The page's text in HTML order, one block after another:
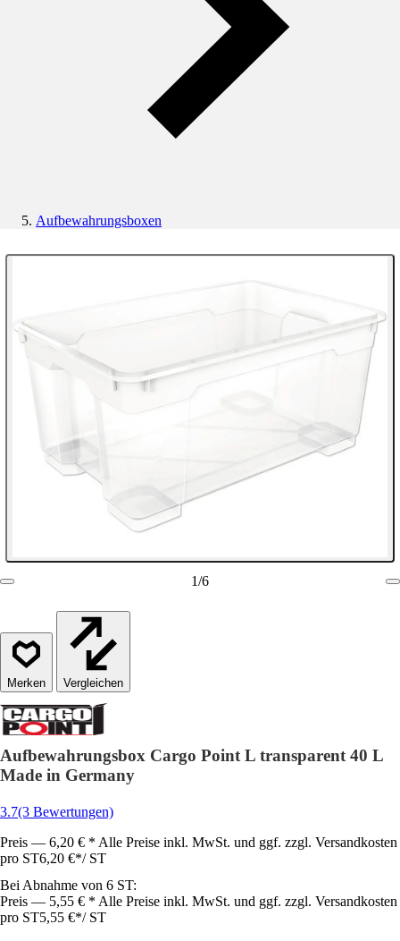
Aufbewahrungsboxen
1/6
Vergleichen
Aufbewahrungsbox Cargo Point L transparent 40 L
Made in Germany
3.7(3 Bewertungen)
Preis — 6,20 € * Alle Preise inkl. MwSt. und ggf. zzgl. Versandkosten
pro ST6,20 €*/ ST
Bei Abnahme von 6 ST:
Preis — 5,55 € * Alle Preise inkl. MwSt. und ggf. zzgl. Versandkosten
pro ST5,55 €*/ ST